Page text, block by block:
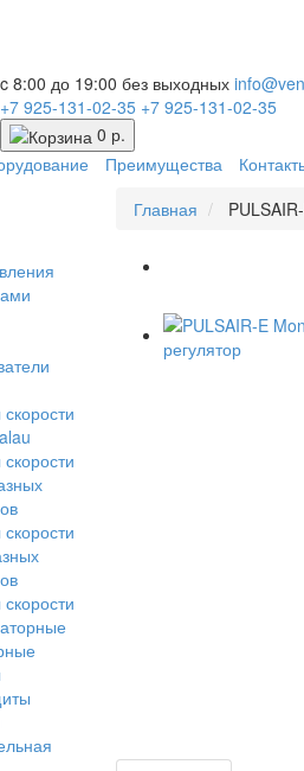
c 8:00 до 19:00 без выходных
+7 925-131-02-35 +7 925-131-02-35
0 р.
Преимущества
Главная